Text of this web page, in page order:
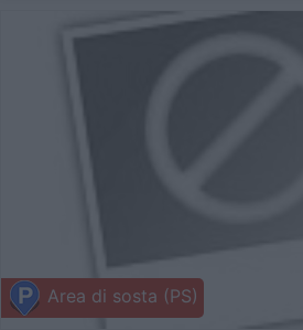
Area di sosta (PS)